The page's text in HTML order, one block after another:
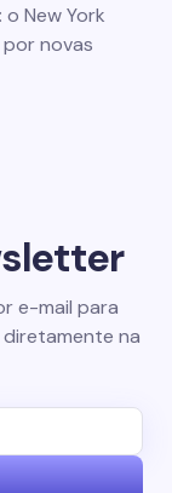
New York
novas
e-mail para
na